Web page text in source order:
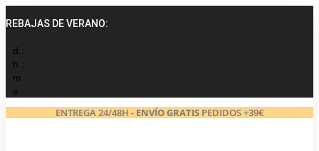
al
REBAJAS DE VERANO:
d :
h :
m :
s
ENTREGA 24/48H - ENVÍO GRATISPEDIDOS +39€